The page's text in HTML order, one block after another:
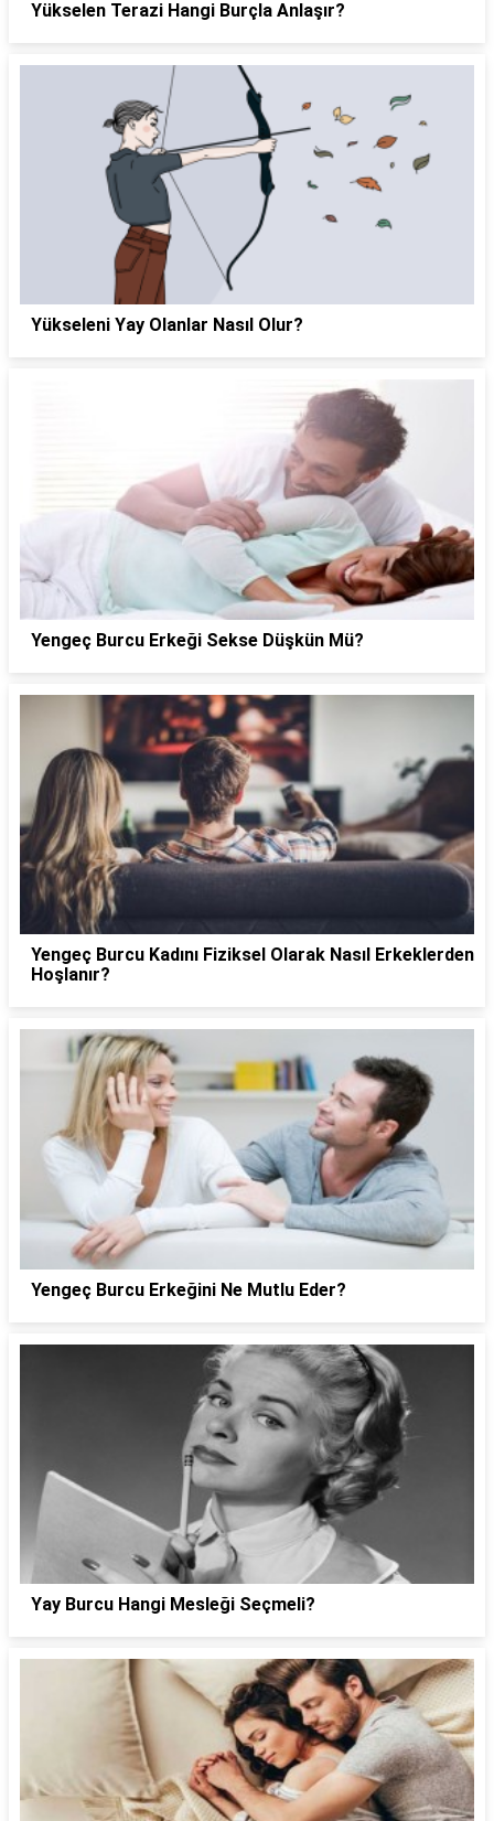
Yükselen Terazi Hangi Burçla Anlaşır?
Yükseleni Yay Olanlar Nasıl Olur?
Yengeç Burcu Erkeği Sekse Düşkün Mü?
Yengeç Burcu Kadını Fiziksel Olarak Nasıl Erkeklerden
Hoşlanır?
Yengeç Burcu Erkeğini Ne Mutlu Eder?
Yay Burcu Hangi Mesleği Seçmeli?